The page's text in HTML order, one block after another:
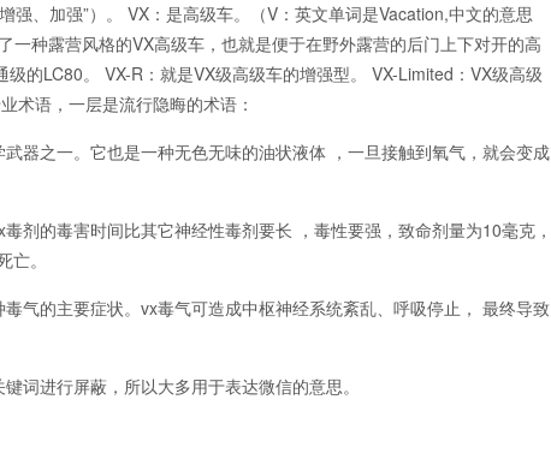
、加强”）。 VX：是高级车。（V：英文单词是Vacation,中文的意思
一种露营风格的VX高级车，也就是便于在野外露营的后门上下对开的高
的LC80。 VX-R：就是VX级高级车的增强型。 VX-Limited：VX级高级
术语，一层是流行隐晦的术语：
器之一。它也是一种无色无味的油状液体 ，一旦接触到氧气，就会变成
剂的毒害时间比其它神经性毒剂要长 ，毒性要强，致命剂量为10毫克，
亡。
气的主要症状。vx毒气可造成中枢神经系统紊乱、呼吸停止， 最终导致
词进行屏蔽，所以大多用于表达微信的意思。